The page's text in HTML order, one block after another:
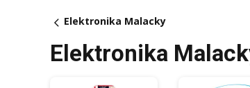
Elektronika Malacky
Elektronika